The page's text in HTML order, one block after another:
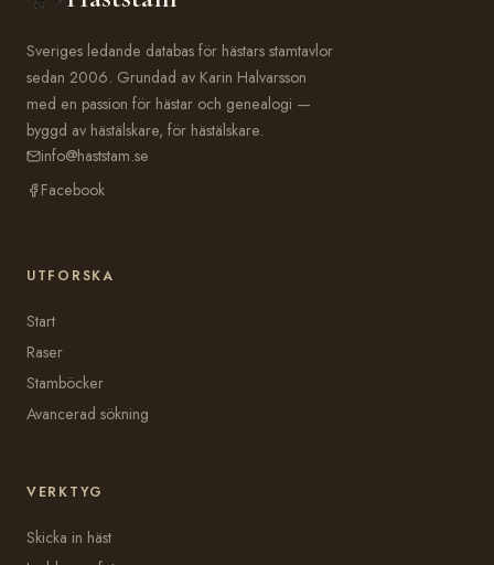
Sveriges ledande databas för hästars stamtavlor
sedan 2006. Grundad av Karin Halvarsson
med en passion för hästar och genealogi —
byggd av hästälskare, för hästälskare.
info@haststam.se
Facebook
UTFORSKA
Start
Raser
Stamböcker
Avancerad sökning
VERKTYG
Skicka in häst